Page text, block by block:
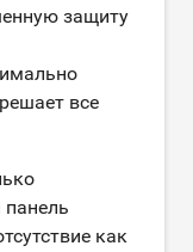
защиту
все
как